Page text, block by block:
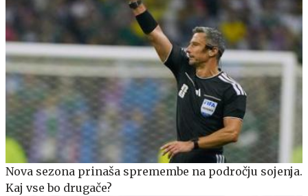
Nova sezona prinaša spremembe na področju sojenja.
Kaj vse bo drugače?